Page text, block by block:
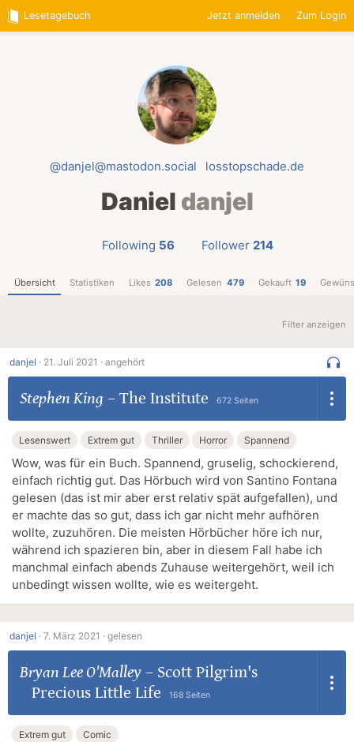
Lesetagebuch Jetzt anmelden Zum Login
@danjel@mastodon.social losstopschade.de
Daniel danjel
Following 56 Follower 214
Übersicht Statistiken Likes 208 Gelesen 479 Gekauft 19
Filter anzeigen
danjel · 21. Juli 2021 · angehört
Stephen King – The Institute 672 Seiten
Lesenswert Extrem gut Thriller Horror Spannend
Wow, was für ein Buch. Spannend, gruselig, schockierend,
einfach richtig gut. Das Hörbuch wird von Santino Fontana
gelesen (das ist mir aber erst relativ spät aufgefallen), und
er machte das so gut, dass ich gar nicht mehr aufhören
wollte, zuzuhören. Die meisten Hörbücher höre ich nur,
während ich spazieren bin, aber in diesem Fall habe ich
manchmal einfach abends Zuhause weitergehört, weil ich
unbedingt wissen wollte, wie es weitergeht.
danjel · 7. März 2021 · gelesen
Bryan Lee O'Malley– Scott Pilgrim's
Precious Little Life
168 Seiten
Extrem gut Comic